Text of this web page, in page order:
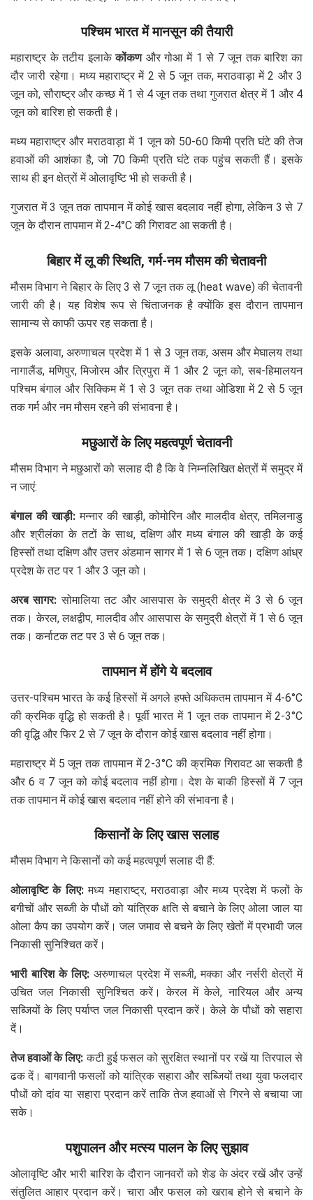
पश्चिम भारत में मानसून की तैयारी
महाराष्ट्र के तटीय इलाकेकोंकणऔर गोआ में 1 से 7 जून तक बारिश का
दौर जारी रहेगा। मध्य महाराष्ट्र में 2 से 5 जून तक, मराठवाड़ा में 2 और 3
जून को, सौराष्ट्र और कच्छ में 1 से 4 जून तक तथा गुजरात क्षेत्र में 1 और 4
जून को बारिश हो सकती है।
मध्य महाराष्ट्र और मराठवाड़ा में 1 जून को 50-60 किमी प्रति घंटे की तेज
हवाओं की आशंका है, जो 70 किमी प्रति घंटे तक पहुंच सकती हैं। इसके
साथ ही इन क्षेत्रों में ओलावृष्टि भी हो सकती है।
गुजरात में 3 जून तक तापमान में कोई खास बदलाव नहीं होगा, लेकिन 3 से 7
जून के दौरान तापमान में 2-4°C की गिरावट आ सकती है।
बिहार में लू की स्थिति, गर्म-नम मौसम की चेतावनी
मौसम विभाग ने बिहार के लिए 3 से 7 जून तक लू (heat wave) की चेतावनी
जारी की है। यह विशेष रूप से चिंताजनक है क्योंकि इस दौरान तापमान
सामान्य से काफी ऊपर रह सकता है।
इसके अलावा, अरुणाचल प्रदेश में 1 से 3 जून तक, असम और मेघालय तथा
नागालैंड, मणिपुर, मिजोरम और त्रिपुरा में 1 और 2 जून को, सब-हिमालयन
पश्चिम बंगाल और सिक्किम में 1 से 3 जून तक तथा ओडिशा में 2 से 5 जून
तक गर्म और नम मौसम रहने की संभावना है।
मछुआरों के लिए महत्वपूर्ण चेतावनी
मौसम विभाग ने मछुआरों को सलाह दी है कि वे निम्नलिखित क्षेत्रों में समुद्र में
न जाएं:
बंगाल की खाड़ी:मन्नार की खाड़ी, कोमोरिन और मालदीव क्षेत्र, तमिलनाडु
और श्रीलंका के तटों के साथ, दक्षिण और मध्य बंगाल की खाड़ी के कई
हिस्सों तथा दक्षिण और उत्तर अंडमान सागर में 1 से 6 जून तक। दक्षिण आंध्र
प्रदेश के तट पर 1 और 3 जून को।
अरब सागर: सोमालिया तट और आसपास के समुद्री क्षेत्र में 3 से 6 जून
तक। केरल, लक्षद्वीप, मालदीव और आसपास के समुद्री क्षेत्रों में 1 से 6 जून
तक। कर्नाटक तट पर 3 से 6 जून तक।
तापमान में होंगे ये बदलाव
उत्तर-पश्चिम भारत के कई हिस्सों में अगले हफ्ते अधिकतम तापमान में 4-6°C
की क्रमिक वृद्धि हो सकती है। पूर्वी भारत में 1 जून तक तापमान में 2-3°C
की वृद्धि और फिर 2 से 7 जून के दौरान कोई खास बदलाव नहीं होगा।
महाराष्ट्र में 5 जून तक तापमान में 2-3°C की क्रमिक गिरावट आ सकती है
और 6 व 7 जून को कोई बदलाव नहीं होगा। देश के बाकी हिस्सों में 7 जून
तक तापमान में कोई खास बदलाव नहीं होने की संभावना है।
किसानों के लिए खास सलाह
मौसम विभाग ने किसानों को कई महत्वपूर्ण सलाह दी हैं:
ओलावृष्टि के लिए:मध्य महाराष्ट्र, मराठवाड़ा और मध्य प्रदेश में फलों के
बगीचों और सब्जी के पौधों को यांत्रिक क्षति से बचाने के लिए ओला जाल या
ओला कैप का उपयोग करें। जल जमाव से बचने के लिए खेतों में प्रभावी जल
निकासी सुनिश्चित करें।
भारी बारिश के लिए:अरुणाचल प्रदेश में सब्जी, मक्का और नर्सरी क्षेत्रों में
उचित जल निकासी सुनिश्चित करें। केरल में केले, नारियल और अन्य
सब्जियों के लिए पर्याप्त जल निकासी प्रदान करें। केले के पौधों को सहारा
दें।
तेज हवाओं के लिए: कटी हुई फसल को सुरक्षित स्थानों पर रखें या तिरपाल से
ढक दें। बागवानी फसलों को यांत्रिक सहारा और सब्जियों तथा युवा फलदार
पौधों को दांव या सहारा प्रदान करें ताकि तेज हवाओं से गिरने से बचाया जा
सके।
पशुपालन और मत्स्य पालन के लिए सुझाव
ओलावृष्टि और भारी बारिश के दौरान जानवरों को शेड के अंदर रखें और उन्हें
संतुलित आहार प्रदान करें। चारा और फसल को खराब होने से बचाने के